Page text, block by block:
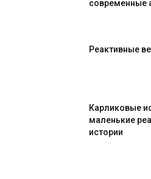
современные
Реактивные
Карликовые
маленькие
истории